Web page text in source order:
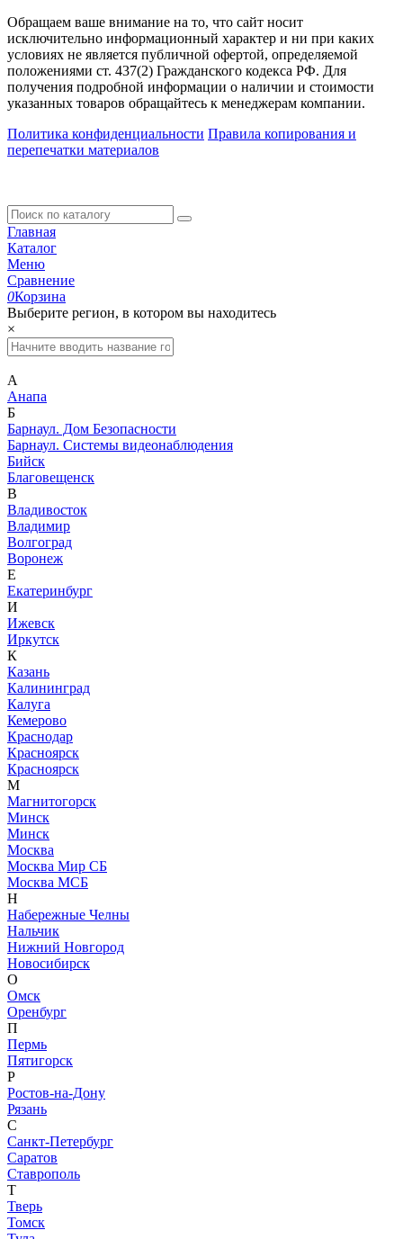
Обращаем ваше внимание на то, что сайт носит
исключительно информационный характер и ни при каких
условиях не является публичной офертой, определяемой
положениями ст. 437(2) Гражданского кодекса РФ. Для
получения подробной информации о наличии и стоимости
указанных товаров обращайтесь к менеджерам компании.
Политика конфиденциальности Правила копирования и
перепечатки материалов
Главная
Каталог
Меню
Сравнение
0Корзина
Выберите регион, в котором вы находитесь
×
А
Анапа
Б
Барнаул. Дом Безопасности
Барнаул. Системы видеонаблюдения
Бийск
Благовещенск
В
Владивосток
Владимир
Волгоград
Воронеж
Е
Екатеринбург
И
Ижевск
Иркутск
К
Казань
Калининград
Калуга
Кемерово
Краснодар
Красноярск
Красноярск
М
Магнитогорск
Минск
Минск
Москва
Москва Мир СБ
Москва МСБ
Н
Набережные Челны
Нальчик
Нижний Новгород
Новосибирск
О
Омск
Оренбург
П
Пермь
Пятигорск
Р
Ростов-на-Дону
Рязань
С
Санкт-Петербург
Саратов
Ставрополь
Т
Тверь
Томск